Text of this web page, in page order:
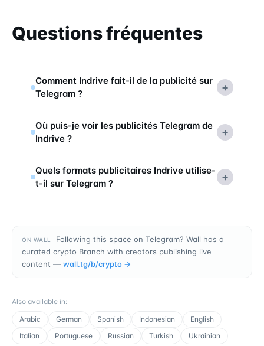
Questions fréquentes
Comment Indrive fait-il de la publicité sur
Telegram ?
+
Où puis-je voir les publicités Telegram de
Indrive ?
+
Quels formats publicitaires Indrive utilise-
t-il sur Telegram ?
+
ON WALL
Following this space on Telegram? Wall has a
curated crypto Branch with creators publishing live
content — wall.tg/b/crypto →
Also available in:
Arabic
German Spanish Indonesian
English
Italian
Portuguese Russian Turkish Ukrainian